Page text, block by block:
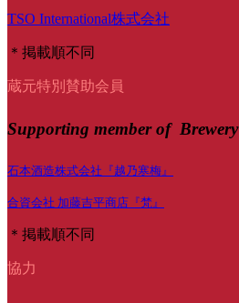
TSO International株式会社
＊掲載順不同
蔵元特別賛助会員
Supporting member of Brewery
石本酒造株式会社『越乃寒梅』
合資会社 加藤吉平商店『梵』
＊掲載順不同
協力